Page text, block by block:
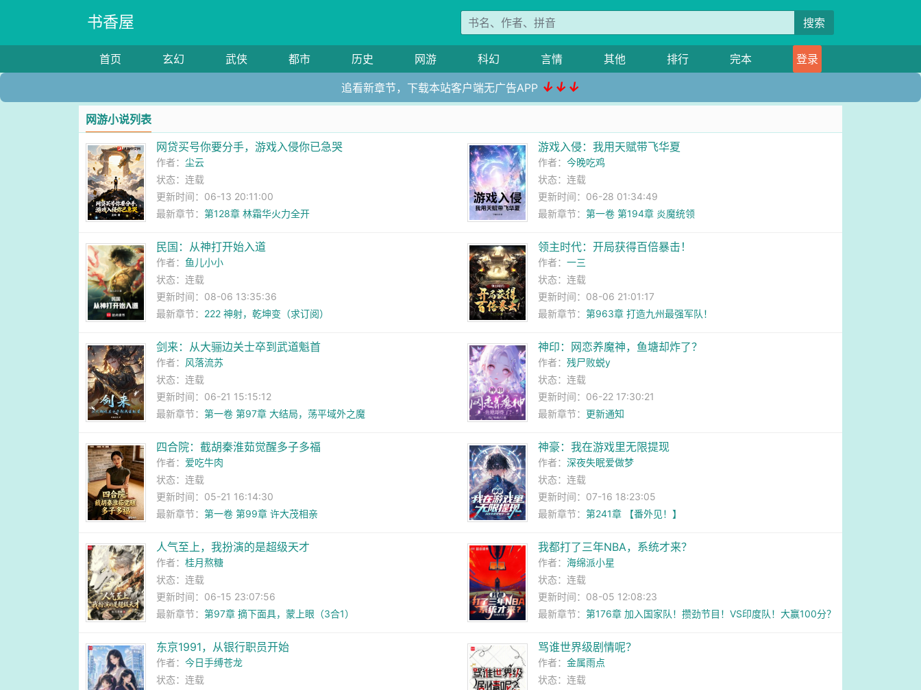
书香屋 搜索
首页 玄幻 武侠 都市 历史 网游 科幻 言情 其他 排行 完本 登录
追看新章节，下载本站客户端无广告APP ↓↓↓
网游小说列表
网贷买号你要分手，游戏入侵你已急哭
作者：尘云
状态：连载
更新时间：06-13 20:11:00
最新章节：第128章 林霜华火力全开
游戏入侵：我用天赋带飞华夏
作者： 今晚吃鸡
状态：连载
更新时间：06-28 01:34:49
最新章节： 第一卷 第194章 炎魔统领
民国：从神打开始入道
作者： 鱼儿小小
状态：连载
更新时间：08-06 13:35:36
最新章节： 222 神射，乾坤变（求订阅）
领主时代：开局获得百倍暴击！
作者： 一三
状态：连载
更新时间：08-06 21:01:17
最新章节： 第963章 打造九州最强军队！
剑来：从大骊边关士卒到武道魁首
作者： 风落流苏
状态：连载
更新时间：06-21 15:15:12
最新章节：第一卷 第97章 大结局，荡平域外之魔
神印：网恋养魔神，鱼塘却炸了？
作者： 残尸败蜕y
状态：连载
更新时间：06-22 17:30:21
最新章节： 更新通知
四合院：截胡秦淮茹觉醒多子多福
作者： 爱吃牛肉
状态：连载
更新时间：05-21 16:14:30
最新章节：第一卷 第99章 许大茂相亲
神豪：我在游戏里无限提现
作者： 深夜失眠爱做梦
状态：连载
更新时间：07-16 18:23:05
最新章节： 第241章 【番外见！】
人气至上，我扮演的是超级天才
作者：桂月熬糖
状态：连载
更新时间：06-15 23:07:56
最新章节：第97章 摘下面具，蒙上眼（3合1）
我都打了三年NBA，系统才来？
作者： 海绵派小星
状态：连载
更新时间：08-05 12:08:23
最新章节： 第176章 加入国家队！攒劲节目！VS印度队！大赢100分？
东京1991，从银行职员开始
作者：今日手缚苍龙
状态：连载
骂谁世界级剧情呢？
作者： 金属雨点
状态：连载